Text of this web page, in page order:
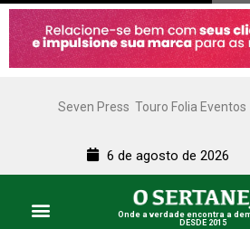
Seven Press Touro Folia Eventos
6 de agosto de 2026
Onde a verdade encontra a
DESDE 2015